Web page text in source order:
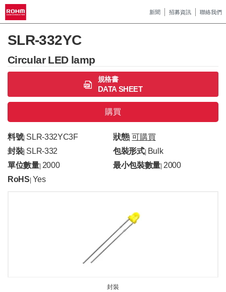
新聞 招募資訊 聯絡我們
SLR-332YC
Circular LED lamp
規格書
DATA SHEET
購買
料號| SLR-332YC3F 狀態| 可購買
封裝| SLR-332 包裝形式| Bulk
單位數量| 2000 最小包裝數量 |2000
RoHS Yes
封裝